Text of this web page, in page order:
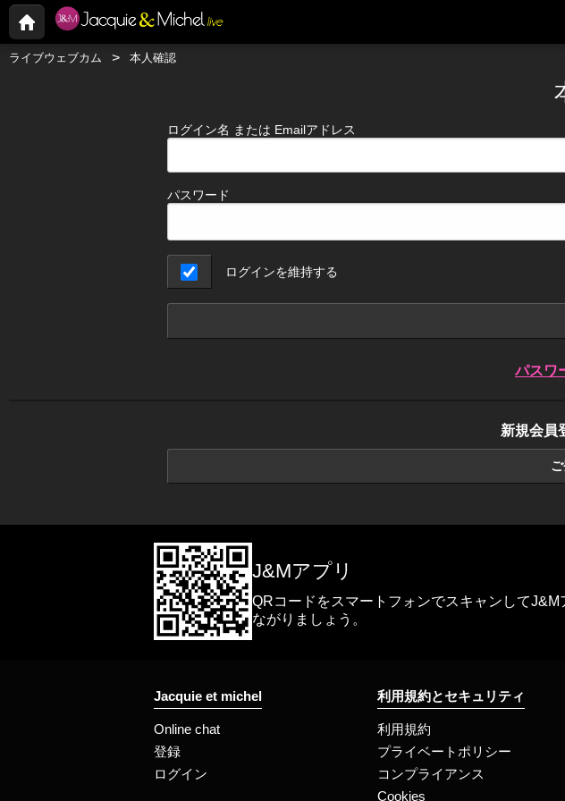
ライブウェブカム 本人確認
ログイン名 または Emailアドレス
パスワード
ログインを維持する
パスワ
新規会員
J&Mアプリ
QRコードをスマートフォンでスキャンして
ながりましょう。
Jacquie et michel
Online chat
登録
ログイン
利用規約とセキュリティ
利用規約
プライベートポリシー
コンプライアンス
Cookies